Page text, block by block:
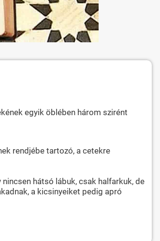
egyik öblében három szirént
rendjébe tartozó, a cetekre
hátsó lábuk, csak halfarkuk, de
a kicsinyeiket pedig apró